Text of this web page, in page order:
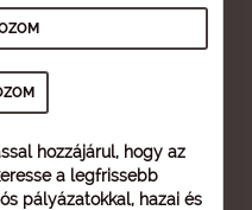
hozzájárul, hogy az
a legfrissebb
pályázatokkal, hazai és